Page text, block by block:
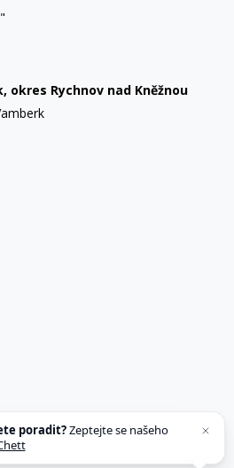
okres Rychnov nad Kněžnou
poradit?Zeptejte se našeho